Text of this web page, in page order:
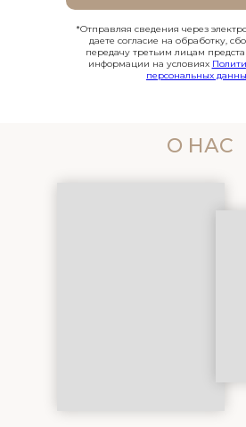
*Отправляя сведения через
даете согласие на обработку,
передачу третьим лицам
информации на условиях
персональных
О НАС